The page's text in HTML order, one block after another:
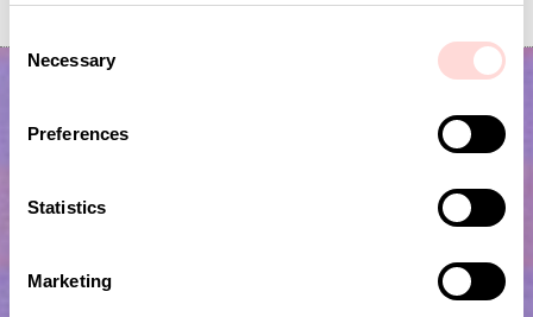
Necessary
Preferences
Statistics
Marketing
Prenumerera på vårt nyhetsbrev!